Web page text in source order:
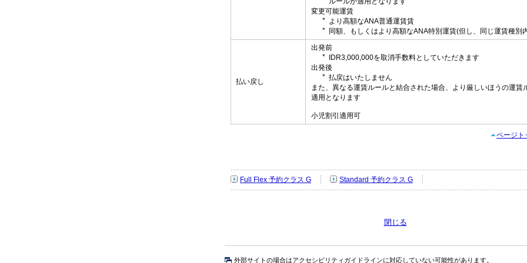
変更可能運賃
より高額なANA普通運賃賃
同額、もしくはより高額なANA特別運賃(但し、同じ運賃種別
払い戻し
出発前
IDR3,000,000を取消手数料としていただきます
出発後
払戻はいたしません
また、異なる運賃ルールと結合された場合、より厳しいほうの運賃
適用となります
小児割引適用可
ページト
Full Flex 予約クラス G Standard 予約クラス G
閉じる
外部サイトの場合はアクセシビリティガイドラインに対応していない可能性があります。